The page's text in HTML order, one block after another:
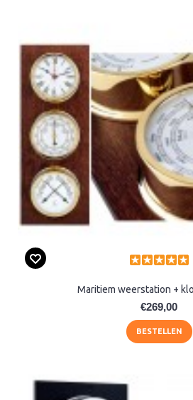
Maritiem weerstation +
€269,00
BESTELLEN